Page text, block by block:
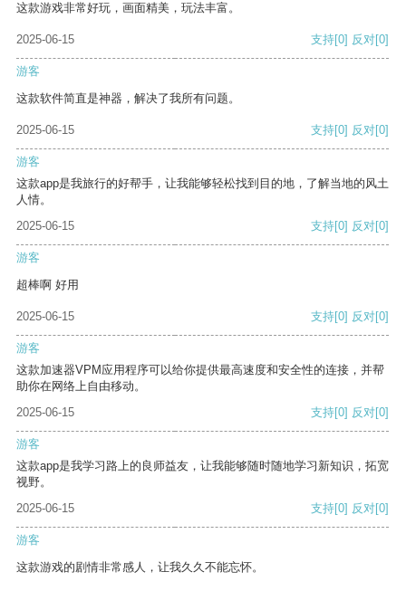
这款游戏非常好玩，画面精美，玩法丰富。
2025-06-15 支持[0] 反对[0]
游客
这款软件简直是神器，解决了我所有问题。
2025-06-15 支持[0] 反对[0]
游客
这款app是我旅行的好帮手，让我能够轻松找到目的地，了解当地的风土
人情。
2025-06-15
支持[0] 反对[0]
游客
超棒啊 好用
2025-06-15 支持[0] 反对[0]
游客
这款加速器VPM应用程序可以给你提供最高速度和安全性的连接，并帮
助你在网络上自由移动。
2025-06-15
支持[0] 反对[0]
游客
这款app是我学习路上的良师益友，让我能够随时随地学习新知识，拓宽
视野。
2025-06-15
支持[0] 反对[0]
游客
这款游戏的剧情非常感人，让我久久不能忘怀。